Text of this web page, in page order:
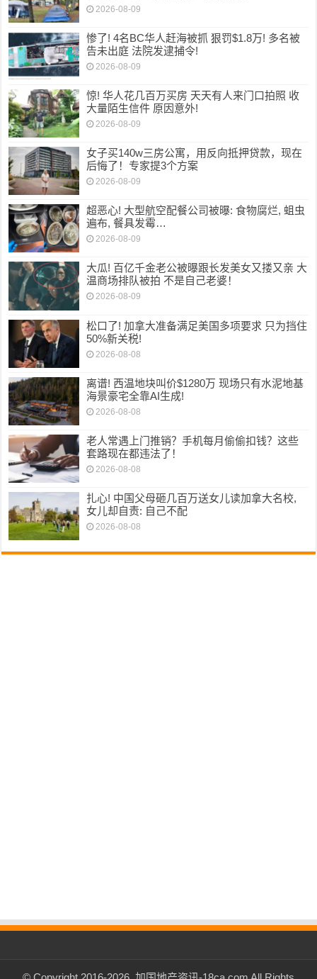
2026-08-09
惨了! 4名BC华人赶海被抓 狠罚$1.8万! 多名被
告未出庭 法院发逮捕令!
2026-08-09
惊! 华人花几百万买房 天天有人来门口拍照 收
大量陌生信件 原因意外!
2026-08-09
女子买140w三房公寓，用反向抵押贷款，现在
后悔了！专家提3个方案
2026-08-09
超恶心! 大型航空配餐公司被曝: 食物腐烂, 蛆虫
遍布, 餐具发霉…
2026-08-09
大瓜! 百亿千金老公被曝跟长发美女又搂又亲 大
温商场排队被拍 不是自己老婆！
2026-08-09
松口了! 加拿大准备满足美国多项要求 只为挡住
50%新关税!
2026-08-08
离谱! 西温地块叫价$1280万 现场只有水泥地基
海景豪宅全靠AI生成!
2026-08-08
老人常遇上门推销？手机每月偷偷扣钱？这些
套路现在都违法了！
2026-08-08
扎心! 中国父母砸几百万送女儿读加拿大名校,
女儿却自责: 自己不配
2026-08-08